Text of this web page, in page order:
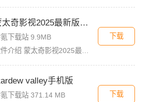
蒙太奇影视2025最新版本下载
下载站 9.9MB
下载
valley手机版
下载站 371.14 MB
下载